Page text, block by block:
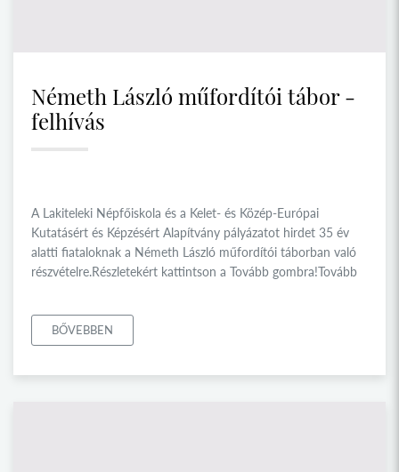
Németh László műfordítói tábor -
felhívás
A Lakiteleki Népfőiskola és a Kelet- és Közép-Európai
Kutatásért és Képzésért Alapítvány pályázatot hirdet 35 év
alatti fiataloknak a Németh László műfordítói táborban való
részvételre.Részletekért kattintson a Tovább gombra!Tovább
BŐVEBBEN